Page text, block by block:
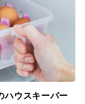
ハウスキーパー